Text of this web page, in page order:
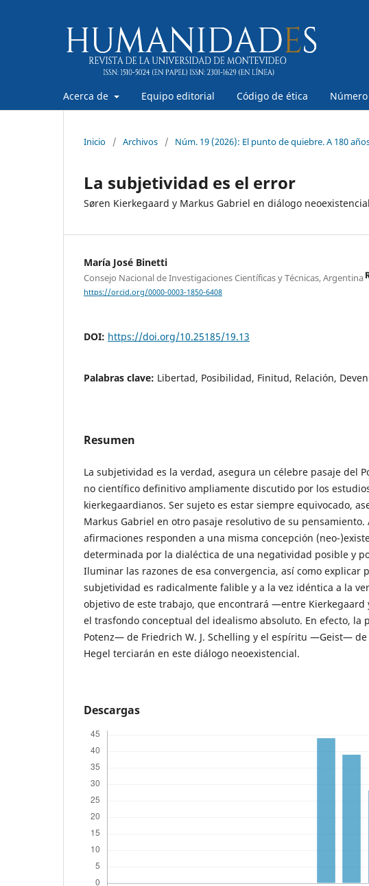
Acerca de Equipo editorial Código de ética
Inicio / Archivos / Núm. 19 (2026): El punto de quiebre. A 180
La subjetividad es el error
Søren Kierkegaard y Markus Gabriel en diálogo neoexistencial
María José Binetti
Consejo Nacional de Investigaciones Científicas y Técnicas, Argentina
https://orcid.org/0000-0003-1850-6408
DOI: https://doi.org/10.25185/19.13
Palabras clave: Libertad, Posibilidad, Finitud, Relación,
Resumen
La subjetividad es la verdad, asegura un célebre pasaje del
no científico definitivo ampliamente discutido por los
kierkegaardianos. Ser sujeto es estar siempre equivocado,
Markus Gabriel en otro pasaje resolutivo de su pensamiento.
afirmaciones responden a una misma concepción (neo-
determinada por la dialéctica de una negatividad posible y
Iluminar las razones de esa convergencia, así como explicar
subjetividad es radicalmente falible y a la vez idéntica a la
objetivo de este trabajo, que encontrará —entre
el trasfondo conceptual del idealismo absoluto. En efecto, la
Potenz— de Friedrich W. J. Schelling y el espíritu —Geist— de
Hegel terciarán en este diálogo neoexistencial.
Descargas